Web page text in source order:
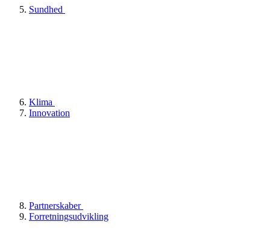
Sundhed
Klima
Innovation
Partnerskaber
Forretningsudvikling